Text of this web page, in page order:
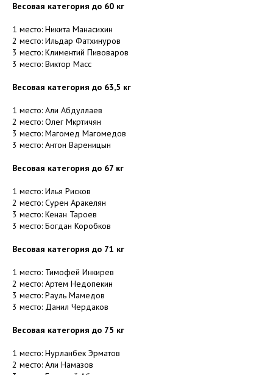
Весовая категория до 60 кг
1 место: Никита Манасихин
2 место: Ильдар Фатхинуров
3 место: Климентий Пивоваров
3 место: Виктор Масс
Весовая категория до 63,5 кг
1 место: Али Абдуллаев
2 место: Олег Мкртичян
3 место: Магомед Магомедов
3 место: Антон Вареницын
Весовая категория до 67 кг
1 место: Илья Рисков
2 место: Сурен Аракелян
3 место: Кенан Тароев
3 место: Богдан Коробков
Весовая категория до 71 кг
1 место: Тимофей Инкирев
2 место: Артем Недопекин
3 место: Рауль Мамедов
3 место: Данил Чердаков
Весовая категория до 75 кг
1 место: Нурланбек Эрматов
2 место: Али Намазов